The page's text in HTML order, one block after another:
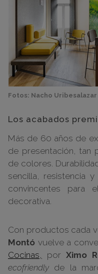
Fotos: Nacho Uribesalazar
Los acabados
Más de 60 años de
de presentación, tan
de colores.
sencilla, resistencia
convincentes para
decorativa.
Con productos cada
Montó vuelve a
Cocinas,
por Ximo
ecofriendly de la